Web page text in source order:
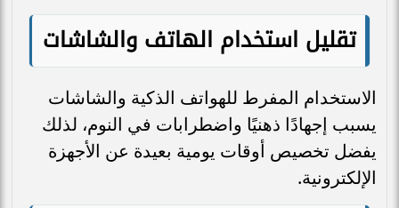
تقليل استخدام الهاتف والشاشات
الاستخدام المفرط للهواتف الذكية والشاشات
يسبب إجهادًا ذهنيًا واضطرابات في النوم، لذلك
يفضل تخصيص أوقات يومية بعيدة عن الأجهزة
الإلكترونية.